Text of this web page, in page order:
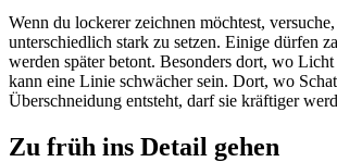
Wenn du lockerer zeichnen möchtest,
unterschiedlich stark zu setzen. Einige dürfen
werden später betont. Besonders dort, wo
kann eine Linie schwächer sein. Dort, wo
Überschneidung entsteht, darf sie kräftiger
Zu früh ins Detail gehen